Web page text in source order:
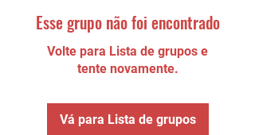
Esse grupo não foi encontrado
Volte para Lista de grupos e
tente novamente.
Vá para Lista de grupos